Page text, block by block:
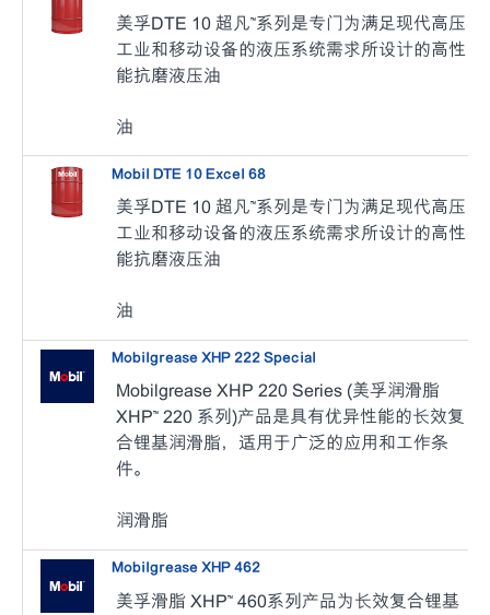
美孚DTE 10 超凡™系列是专门为满足现代高压
工业和移动设备的液压系统需求所设计的高性
能抗磨液压油
油
Mobil DTE 10 Excel 68
美孚DTE 10 超凡™系列是专门为满足现代高压
工业和移动设备的液压系统需求所设计的高性
能抗磨液压油
油
Mobilgrease XHP 222 Special
Mobilgrease XHP 220 Series (美孚润滑脂
XHP™ 220 系列)产品是具有优异性能的长效复
合锂基润滑脂，适用于广泛的应用和工作条
件。
润滑脂
Mobilgrease XHP 462
美孚滑脂 XHP™ 460系列产品为长效复合锂基